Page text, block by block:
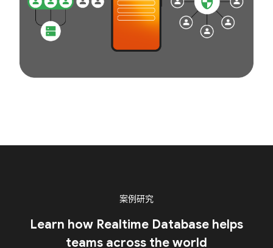
案例研究
Learn how Realtime Database helps
teams across the world